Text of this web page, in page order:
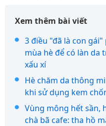
Xem thêm bài viết
3 điều "đã là con
mùa hè để có làn da
xấu xí
Hè chăm da thông
khi sử dụng kem
Vùng mông hết sần,
chà bã cafe: tha hồ